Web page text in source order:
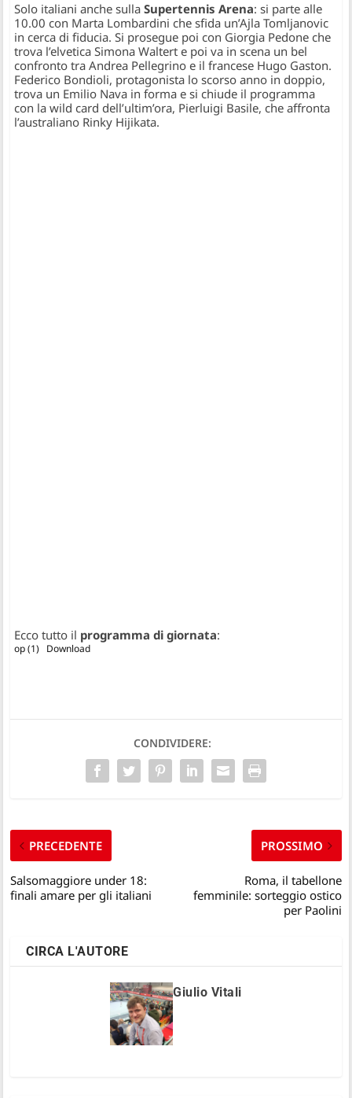
Solo italiani anche sulla Supertennis Arena: si parte alle
10.00 con Marta Lombardini che sfida un’Ajla Tomljanovic
in cerca di fiducia. Si prosegue poi con Giorgia Pedone che
trova l’elvetica Simona Waltert e poi va in scena un bel
confronto tra Andrea Pellegrino e il francese Hugo Gaston.
Federico Bondioli, protagonista lo scorso anno in doppio,
trova un Emilio Nava in forma e si chiude il programma
con la wild card dell’ultim’ora, Pierluigi Basile, che affronta
l’australiano Rinky Hijikata.
Ecco tutto il programma di giornata:
op (1) Download
CONDIVIDERE:
PRECEDENTE
Salsomaggiore under 18:
finali amare per gli italiani
PROSSIMO
Roma, il tabellone
femminile: sorteggio ostico
per Paolini
CIRCA L'AUTORE
Giulio Vitali